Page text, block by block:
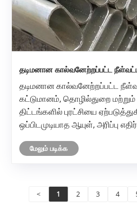
தடிமனான கால்வனேற்றப்பட்ட
கட்டுமானத்திற்கு ஏன்
தடிமனான கால்வனேற்றப்பட்ட
கட்டுமானம், தொழில்துறை
திட்டங்களில் புரட்சியை
ஒப்பிடமுடியாத ஆயுள், அரிப்பு
கட்டுரை அவற்றின் பயன்பாடுகள்,
மேலும் படிக்க
< 1 2 3 4